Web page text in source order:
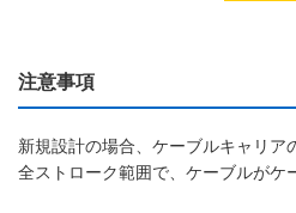
注意事項
新規設計の場合、ケーブルキャリ
全ストローク範囲で、ケーブルがケ